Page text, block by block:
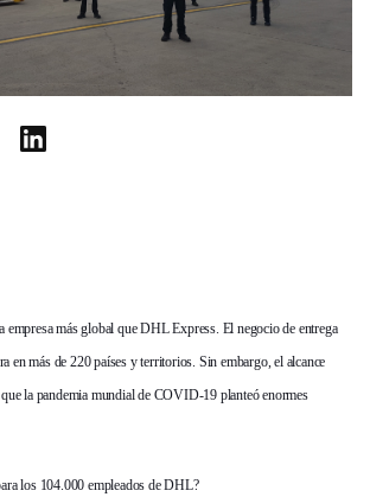
empresa más global que DHL Express. El negocio de entrega
en más de 220 países y territorios. Sin embargo, el alcance
la pandemia mundial de COVID-19 planteó enormes
los 104.000 empleados de DHL?